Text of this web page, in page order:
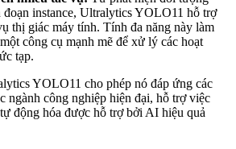
đoạn instance, Ultralytics YOLO11 hỗ trợ
thị giác máy tính. Tính đa năng này làm
công cụ mạnh mẽ để xử lý các hoạt
tạp.
YOLO11 cho phép nó đáp ứng các
ngành công nghiệp hiện đại, hỗ trợ việc
động hóa được hỗ trợ bởi AI hiệu quả